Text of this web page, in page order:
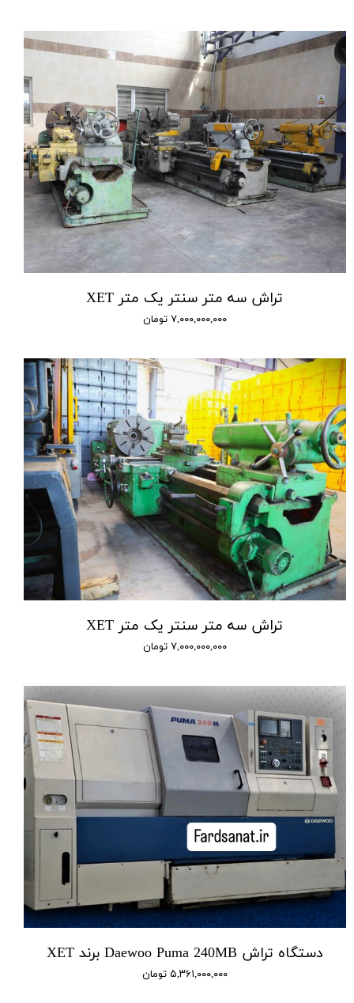
تراش سه متر سنتر یک متر XET
۷,۰۰۰,۰۰۰,۰۰۰ تومان
تراش سه متر سنتر یک متر XET
۷,۰۰۰,۰۰۰,۰۰۰ تومان
دستگاه تراش Daewoo Puma 240MB برند XET
۵,۳۶۱,۰۰۰,۰۰۰ تومان